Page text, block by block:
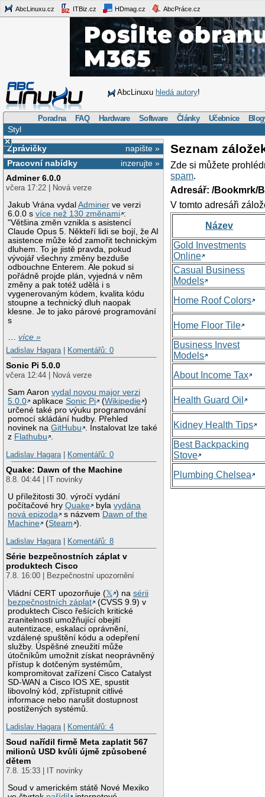
AbcLinuxu.cz ITBiz.cz HDmag.cz AbcPráce.cz
AbcLinuxu hledá autory!
Poradna FAQ Hardware Software Články Učebnice
Styl
×
napište »
Zprávičky
inzerujte »
Pracovní nabídky
Adminer 6.0.0
včera 17:22 | Nová verze
Jakub Vrána vydalAdminer ve verzi
6.0.0 svíce než 130 změnami :
"Většina změn vznikla s asistencí
Claude Opus 5. Někteří lidi se bojí, že AI
asistence může kód zamořit technickým
dluhem. To je jistě pravda, pokud
vývojář všechny změny bezduše
odbouchne Enterem. Ale pokud si
pořádně projde plán, vyjedná v něm
změny a pak totéž udělá i s
vygenerovaným kódem, kvalita kódu
stoupne a technický dluh naopak
klesne. Je to jako párové programování
s
…více »
Ladislav Hagara
Komentářů: 0
Sonic Pi 5.0.0
včera 12:44 | Nová verze
Sam Aaronvydal novou major verzi
5.0.0
aplikaceSonic Pi (Wikipedie )
určené také pro výuku programování
pomocí skládání hudby. Přehled
novinek naGitHubu . Instalovat lze také
z Flathubu .
Ladislav Hagara
Komentářů: 0
Quake: Dawn of the Machine
8.8. 04:44 | IT novinky
U příležitosti 30. výročí vydání
počítačové hryQuake bylavydána
nová epizoda
s názvem Dawn of the
Machine
(Steam ).
Ladislav Hagara
Komentářů: 8
Série bezpečnostních záplat v
produktech Cisco
7.8. 16:00 | Bezpečnostní upozornění
Vládní CERT upozorňuje (𝕏 ) nasérii
bezpečnostních záplat
(CVSS 9.9) v
produktech Cisco řešících kritické
zranitelnosti umožňující obejití
autentizace, eskalaci oprávnění,
vzdálené spuštění kódu a odepření
služby. Úspěšné zneužití může
útočníkům umožnit získat neoprávněný
přístup k dotčeným systémům,
kompromitovat zařízení Cisco Catalyst
SD-WAN a Cisco IOS XE, spustit
libovolný kód, zpřístupnit citlivé
informace nebo narušit dostupnost
postižených systémů.
Ladislav Hagara
Komentářů: 4
Soud nařídil firmě Meta zaplatit 567
milionů USD kvůli újmě způsobené
dětem
7.8. 15:33 | IT novinky
Soud v americkém státě Nové Mexiko
Seznam
Zde si můžete
spam.
Adresář: /Bookmrk/
V tomto adresáři
Název
Gold Investments
Online
Casual Business
Models
Home Roof Colors
Home Floor Tile
Business Invest
Models
About Income Tax
Health Guard Oil
Kidney Health Tips
Best Backpacking
Stove
Plumbing Chelsea